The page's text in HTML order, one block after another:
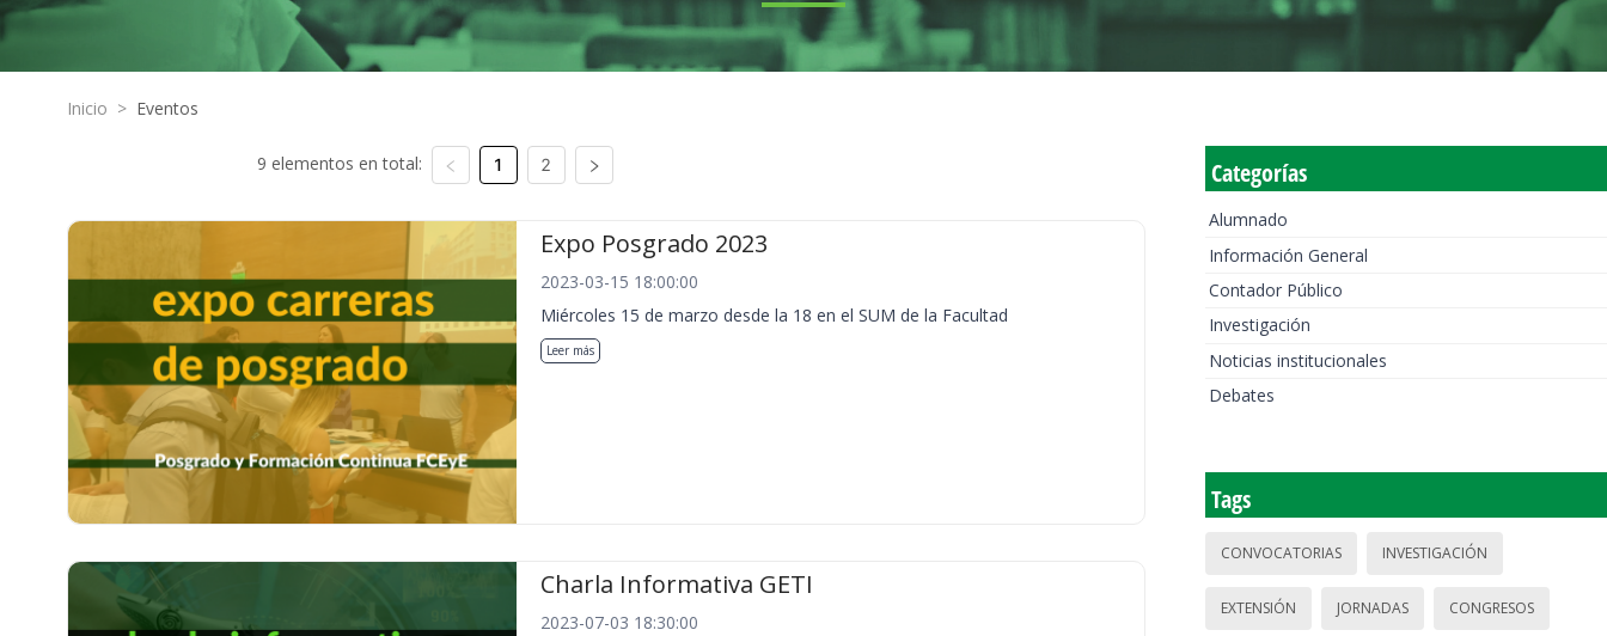
Inicio > Eventos
9 elementos en total: 1 2
Expo Posgrado 2023
2023-03-15 18:00:00
Miércoles 15 de marzo desde la 18 en el SUM de la Facultad
Leer más
Charla Informativa GETI
2023-07-03 18:30:00
Categorías
Alumnado
Información General
Contador Público
Investigación
Noticias institucionales
Debates
Tags
CONVOCATORIAS INVESTIGACIÓN
EXTENSIÓN JORNADAS CONGRESOS